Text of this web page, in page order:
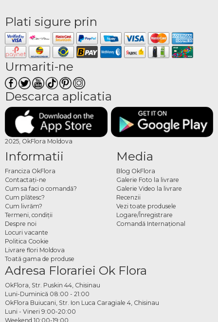
Plati sigure prin
Urmariti-ne
Descarca aplicatia
2025, OkFlora Moldova
Informatii
Franciza OkFlora
Contactaţi-ne
Cum sa faci o comandă?
Cum plătesc?
Cum livrăm?
Termeni, condiţii
Despre noi
Locuri vacante
Politica Cookie
Livrare flori Moldova
Toată gama de produse
Media
Blog OkFlora
Galerie Foto la livrare
Galerie Video la livrare
Recenzii
Vezi toate produsele
Logare/Înregistrare
Comandă Internațional
Adresa Florariei Ok Flora
OkFlora, Str. Puskin 44, Chisinau
Luni-Duminică 08:00 - 21:00
OkFlora Buiucani, Str. Ion Luca Caragiale 4, Chisinau
Luni - Vineri 9:00-20:00
Weekend 10:00-19:00